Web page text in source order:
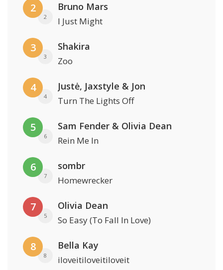
2
2
Bruno Mars
I Just Might
3
3
Shakira
Zoo
4
4
Justė, Jaxstyle & Jon
Turn The Lights Off
5
6
Sam Fender & Olivia Dean
Rein Me In
6
7
sombr
Homewrecker
7
5
Olivia Dean
So Easy (To Fall In Love)
8
8
Bella Kay
iloveitiloveitiloveit